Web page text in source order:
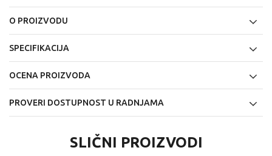
O PROIZVODU
SPECIFIKACIJA
OCENA PROIZVODA
PROVERI DOSTUPNOST U RADNJAMA
SLIČNI PROIZVODI